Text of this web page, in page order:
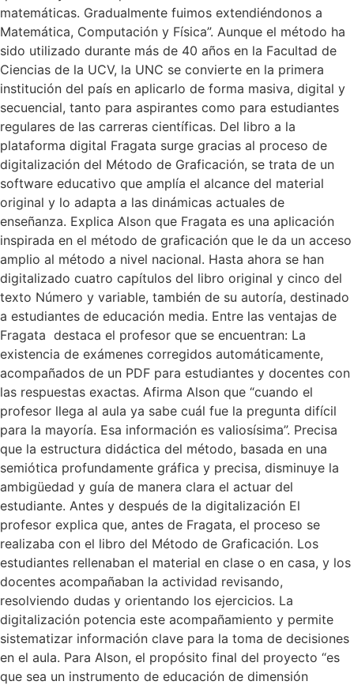
matemáticas. Gradualmente fuimos extendiéndonos a
Matemática, Computación y Física”. Aunque el método ha
sido utilizado durante más de 40 años en la Facultad de
Ciencias de la UCV, la UNC se convierte en la primera
institución del país en aplicarlo de forma masiva, digital y
secuencial, tanto para aspirantes como para estudiantes
regulares de las carreras científicas. Del libro a la
plataforma digital Fragata surge gracias al proceso de
digitalización del Método de Graficación, se trata de un
software educativo que amplía el alcance del material
original y lo adapta a las dinámicas actuales de
enseñanza. Explica Alson que Fragata es una aplicación
inspirada en el método de graficación que le da un acceso
amplio al método a nivel nacional. Hasta ahora se han
digitalizado cuatro capítulos del libro original y cinco del
texto Número y variable, también de su autoría, destinado
a estudiantes de educación media. Entre las ventajas de
Fragata destaca el profesor que se encuentran: La
existencia de exámenes corregidos automáticamente,
acompañados de un PDF para estudiantes y docentes con
las respuestas exactas. Afirma Alson que “cuando el
profesor llega al aula ya sabe cuál fue la pregunta difícil
para la mayoría. Esa información es valiosísima”. Precisa
que la estructura didáctica del método, basada en una
semiótica profundamente gráfica y precisa, disminuye la
ambigüedad y guía de manera clara el actuar del
estudiante. Antes y después de la digitalización El
profesor explica que, antes de Fragata, el proceso se
realizaba con el libro del Método de Graficación. Los
estudiantes rellenaban el material en clase o en casa, y los
docentes acompañaban la actividad revisando,
resolviendo dudas y orientando los ejercicios. La
digitalización potencia este acompañamiento y permite
sistematizar información clave para la toma de decisiones
en el aula. Para Alson, el propósito final del proyecto “es
que sea un instrumento de educación de dimensión